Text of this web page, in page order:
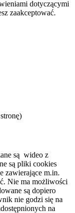
dotyczącymi
zaakceptować.
są wideo z
są pliki cookies
zawierające m.in.
Nie ma możliwości
są dopiero
nie godzi się na
na